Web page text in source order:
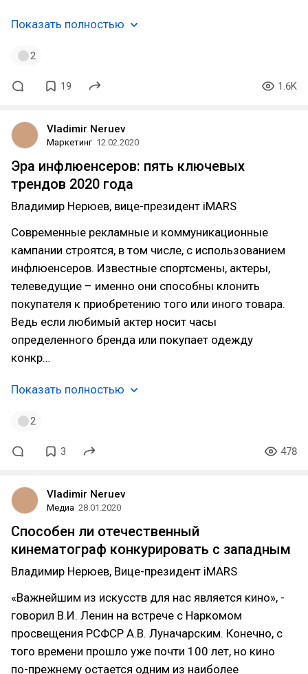
Показать полностью
2
19 1.6K
Vladimir Neruev
Маркетинг 12.02.2020
Эра инфлюенсеров: пять ключевых
трендов 2020 года
Владимир Нерюев, вице-президент iMARS
Современные рекламные и коммуникационные
кампании строятся, в том числе, с использованием
инфлюенсеров. Известные спортсмены, актеры,
телеведущие – именно они способны клонить
покупателя к приобретению того или иного товара.
Ведь если любимый актер носит часы
определенного бренда или покупает одежду
конкр…
Показать полностью
2
3 478
Vladimir Neruev
Медиа 28.01.2020
Способен ли отечественный
кинематограф конкурировать с западным
Владимир Нерюев, Вице-президент iMARS
«Важнейшим из искусств для нас является кино», -
говорил В.И. Ленин на встрече с Наркомом
просвещения РСФСР А.В. Луначарским. Конечно, с
того времени прошло уже почти 100 лет, но кино
по-прежнему остается одним из наиболее